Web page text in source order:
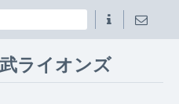
ライオンズ